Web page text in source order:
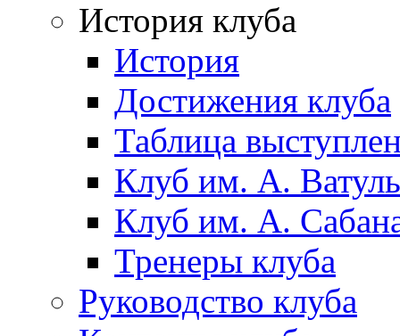
История клуба
История
Достижения клуба
Таблица
Клуб им. А.
Клуб им. А.
Тренеры клуба
Руководство клуба